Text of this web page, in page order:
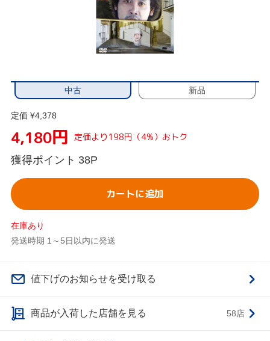
中古 新品
定価 ¥4,378
4,180円 定価より198円（4%）おトク
獲得ポイント 38P
カートに追加
在庫あり
発送時期 1～5日以内に発送
値下げのお知らせを受け取る
商品が入荷した店舗を見る 58店